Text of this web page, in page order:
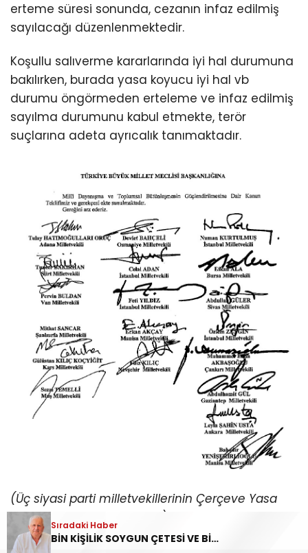
erteme süresi sonunda, cezanın infaz edilmiş
sayılacağı düzenlenmektedir.
Koşullu salıverme kararlarında iyi hal durumuna
bakılırken, burada yasa koyucu iyi hal vb
durumu öngörmeden erteleme ve infaz edilmiş
sayılma durumunu kabul etmekte, terör
suçlarına adeta ayrıcalık tanımaktadır.
(Üç siyasi parti milletvekillerinin Çerçeve Yasa
Kanun teklifindeki imzaları)
Sıradaki Haber
BİN KİŞİLİK SOYGUN ÇETESİ VE BİZİM KADERİMİZ!